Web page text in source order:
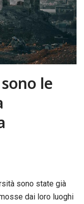
le
sono state già
dai loro luoghi